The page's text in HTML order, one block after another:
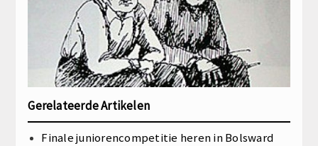
Gerelateerde Artikelen
Finale juniorencompetitie heren in Bolsward